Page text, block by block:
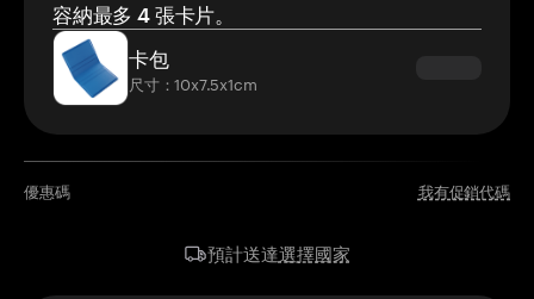
容納最多 4 張卡片。
卡包
尺寸：10x7.5x1cm
優惠碼 我有促銷代碼
預計送達選擇國家